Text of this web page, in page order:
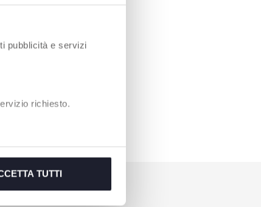
pubblicità e servizi
richiesto.
TUTTI